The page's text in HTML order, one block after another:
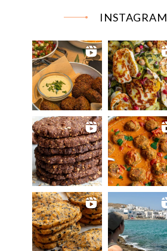
INSTAGRAM